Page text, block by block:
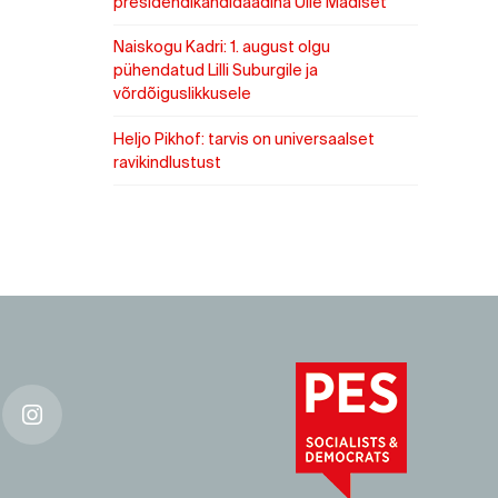
Naiskogu Kadri: 1. august olgu
pühendatud Lilli Suburgile ja
võrdõiguslikkusele
Heljo Pikhof: tarvis on universaalset
ravikindlustust